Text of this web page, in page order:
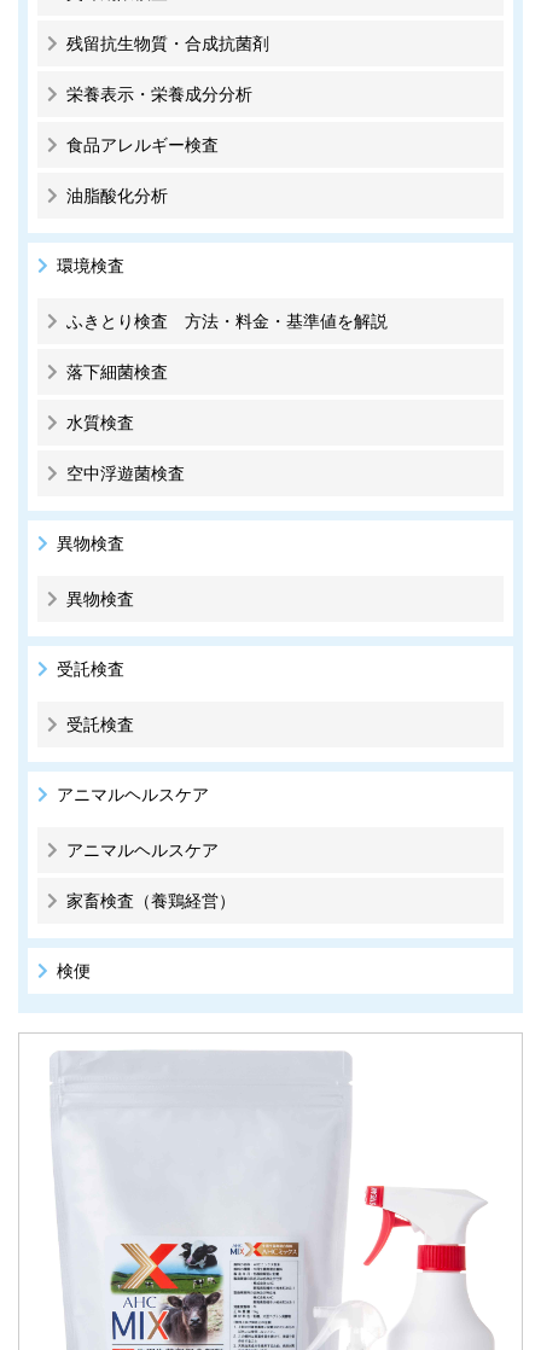
残留抗生物質・合成抗菌剤
栄養表示・栄養成分分析
食品アレルギー検査
油脂酸化分析
環境検査
ふきとり検査 方法・料金・基準値を解説
落下細菌検査
水質検査
空中浮遊菌検査
異物検査
異物検査
受託検査
受託検査
アニマルヘルスケア
アニマルヘルスケア
家畜検査（養鶏経営）
検便